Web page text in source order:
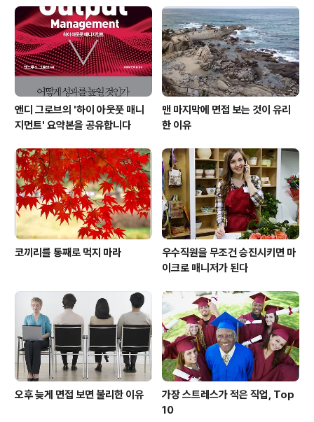
면 번-아웃 상태인지 어떻게 확인할 수 있을까요? 다음의
질문을 던져보기 바랍니다. -출근할 때 어딘가로 끌려가는
것 같고, 사무실에 도착해서도 일을 시작하기 상당히 어렵
습니까? -집중하기가..
앤디 그로브의 '하이 아웃풋 매니
지먼트' 요약본을 공유합니다
맨 마지막에 면접 보는 것이 유리
한 이유
코끼리를 통째로 먹지 마라
우수직원을 무조건 승진시키면 마
이크로 매니저가 된다
오후 늦게 면접 보면 불리한 이유
가장 스트레스가 적은 직업, Top
10